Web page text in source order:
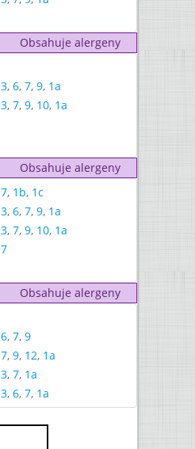
Obsahuje alergeny
3, 6, 7, 9, 1a
3, 7, 9, 10, 1a
Obsahuje alergeny
7, 1b, 1c
3, 6, 7, 9, 1a
3, 7, 9, 10, 1a
7
Obsahuje alergeny
6, 7, 9
7, 9, 12, 1a
3, 7, 1a
3, 6, 7, 1a